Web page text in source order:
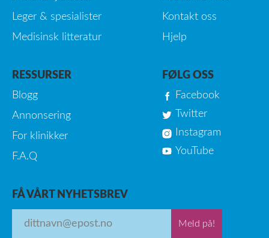
Leger & spesialister
Medisinsk litteratur
Kontakt oss
Hjelp
RESSURSER
Blogg
Annonsering
For klinikker
F.A.Q
FØLG OSS
Facebook
Twitter
Instagram
YouTube
FÅ VÅRT NYHETSBREV
Meld på!